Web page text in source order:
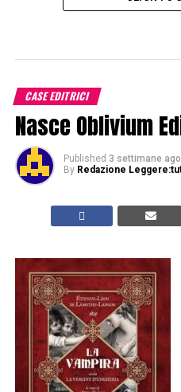
CASE EDITRICI
Nasce Oblivium
Published 3 settimane ago
By Redazione